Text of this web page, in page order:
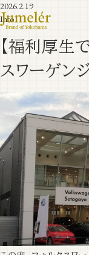
2026.2.19
Info
【福利厚生
スワーゲン